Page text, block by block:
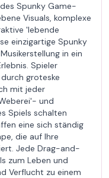
Spunky Game-
Visuals, komplexe
'lebende
einzigartige Spunky
in ein
Spieler
groteske
mit jeder
und
Spiels schalten
eine sich ständig
die auf Ihre
Jede Drag-and-
zum Leben und
Verflucht zu einem